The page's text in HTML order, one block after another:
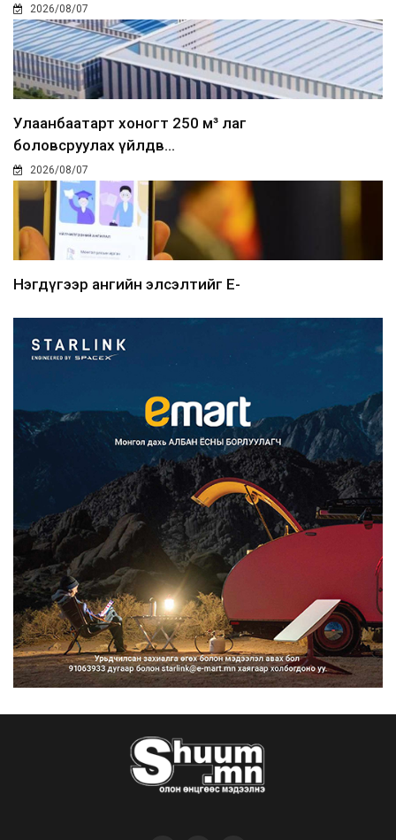
2026/08/07
Улаанбаатарт хоногт 250 м³ лаг
боловсруулах үйлдв...
2026/08/07
Нэгдүгээр ангийн элсэлтийг E-
Францад иргэд рүү зөвшөөрөлгүй
сурталчилгааны дууд...
2026/08/07
Нийтийн тээврийн Ч:19А чиглэлийн
замналд түр хугац...
2026/08/07
Автомашины улсын дугаар сондгой
тоогоор төгссөн бо...